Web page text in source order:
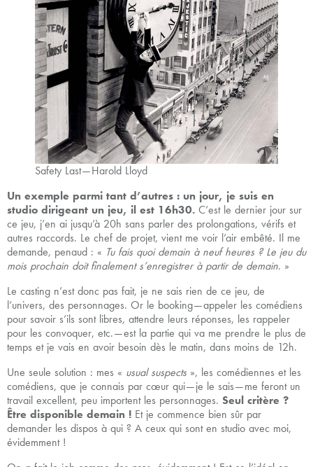
Safety Last — Harold Lloyd
Un exemple parmi tant d’autres : un jour, je suis en
studio dirigeant un jeu, il est 16h30. C’est le dernier jour sur
ce jeu, j’en ai jusqu’à 20h sans parler des prolongations, vérifs et
autres raccords. Le chef de projet, vient me voir l’air embêté. Il me
demande, penaud : « Tu fais quoi demain à neuf heures ? Le jeu du
mois prochain doit finalement s’enregistrer à partir de demain. »
Le casting n’est donc pas fait, je ne sais rien de ce jeu, de
l’univers, des personnages. Or le booking — appeler les comédiens
pour savoir s’ils sont libres, attendre leurs réponses, les rappeler
pour les convoquer, etc. — est la partie qui va me prendre le plus de
temps et je vais en avoir besoin dès le matin, dans moins de 12h.
Une seule solution : mes « usual suspects », les comédiennes et les
comédiens, que je connais par cœur qui — je le sais — me feront un
travail excellent, peu importent les personnages. Seul critère ?
Être disponible demain ! Et je commence bien sûr par
demander les dispos à qui ? A ceux qui sont en studio avec moi,
évidemment !